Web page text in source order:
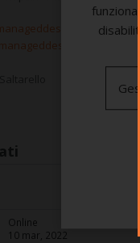
Online
10 mar, 2022